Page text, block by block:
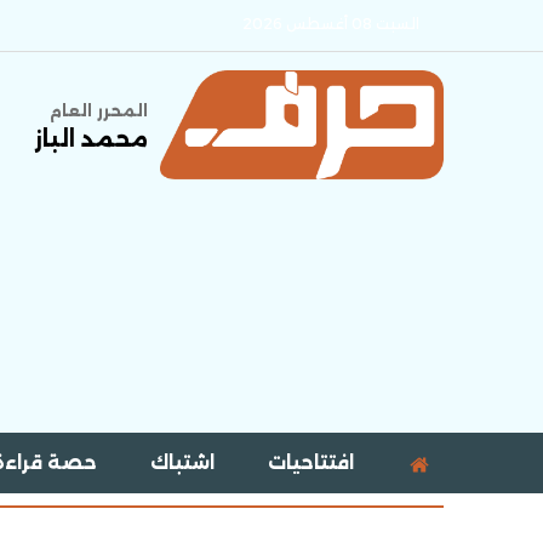
المحرر العام
محمد الباز
افتتاحيات اشتباك حصة